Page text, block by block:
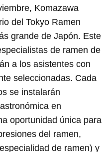
Komazawa
del Tokyo Ramen
grande de Japón. Este
de ramen de
a los asistentes con
seleccionadas. Cada
se instalarán
en
oportunidad única para
del ramen,
de ramen) y